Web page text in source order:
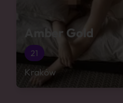
Amber Gold
21
Kraków